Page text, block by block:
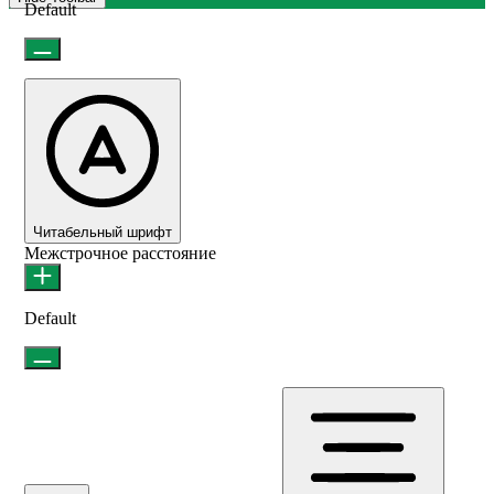
Default
Читабельный шрифт
Межстрочное расстояние
Default